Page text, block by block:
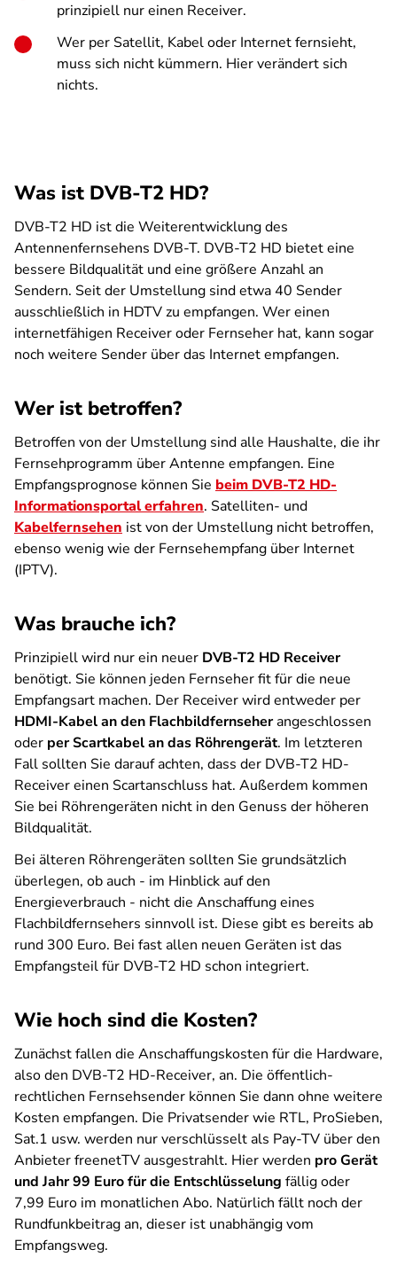
prinzipiell nur einen Receiver.
Wer per Satellit, Kabel oder Internet fernsieht,
muss sich nicht kümmern. Hier verändert sich
nichts.
Was ist DVB-T2 HD?
DVB-T2 HD ist die Weiterentwicklung des
Antennenfernsehens DVB-T. DVB-T2 HD bietet eine
bessere Bildqualität und eine größere Anzahl an
Sendern. Seit der Umstellung sind etwa 40 Sender
ausschließlich in HDTV zu empfangen. Wer einen
internetfähigen Receiver oder Fernseher hat, kann sogar
noch weitere Sender über das Internet empfangen.
Wer ist betroffen?
Betroffen von der Umstellung sind alle Haushalte, die ihr
Fernsehprogramm über Antenne empfangen. Eine
Empfangsprognose können Sie beim DVB-T2 HD-
Informationsportal erfahren. Satelliten- und
Kabelfernsehen ist von der Umstellung nicht betroffen,
ebenso wenig wie der Fernsehempfang über Internet
(IPTV).
Was brauche ich?
Prinzipiell wird nur ein neuer DVB-T2 HD Receiver
benötigt. Sie können jeden Fernseher fit für die neue
Empfangsart machen. Der Receiver wird entweder per
HDMI-Kabel an den Flachbildfernseherangeschlossen
oder per Scartkabel an das Röhrengerät. Im letzteren
Fall sollten Sie darauf achten, dass der DVB-T2 HD-
Receiver einen Scartanschluss hat. Außerdem kommen
Sie bei Röhrengeräten nicht in den Genuss der höheren
Bildqualität.
Bei älteren Röhrengeräten sollten Sie grundsätzlich
überlegen, ob auch - im Hinblick auf den
Energieverbrauch - nicht die Anschaffung eines
Flachbildfernsehers sinnvoll ist. Diese gibt es bereits ab
rund 300 Euro. Bei fast allen neuen Geräten ist das
Empfangsteil für DVB-T2 HD schon integriert.
Wie hoch sind die Kosten?
Zunächst fallen die Anschaffungskosten für die Hardware,
also den DVB-T2 HD-Receiver, an. Die öffentlich-
rechtlichen Fernsehsender können Sie dann ohne weitere
Kosten empfangen. Die Privatsender wie RTL, ProSieben,
Sat.1 usw. werden nur verschlüsselt als Pay-TV über den
Anbieter freenetTV ausgestrahlt. Hier werden pro Gerät
und Jahr 99 Euro für die Entschlüsselung fällig oder
7,99 Euro im monatlichen Abo. Natürlich fällt noch der
Rundfunkbeitrag an, dieser ist unabhängig vom
Empfangsweg.